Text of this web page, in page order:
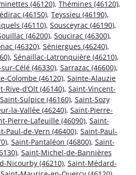
(46120), Thémines (46120),
(46150), Teyssieu (46190),
(46110), Sousceyrac (46190),
(46200), Soucirac (46300),
(46320), Séniergues (46240),
, Sénaillac-Latronquière (46210),
Célé (46330), Sarrazac (46600),
Colombe (46120), Sainte-Alauzie
Rive-d’Olt (46140), Saint-Vincent-
Saint-Sulpice (46160), Saint-Sozy
la-Vallée (46240), Saint-Pierre-
Pierre-Lafeuille (46090), Saint-
Paul-de-Vern (46400), Saint-Paul-
, Saint-Pantaléon (46800), Saint-
, Saint-Michel-de-Bannières
Nicourby (46210), Saint-Médard-